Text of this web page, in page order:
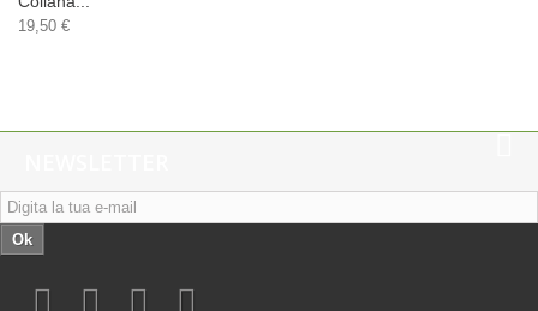
19,50 €
Ok